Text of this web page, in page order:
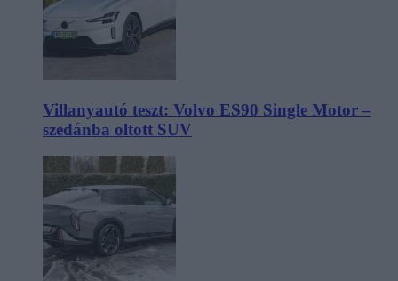
Villanyautó teszt: Volvo ES90 Single Motor –
szedánba oltott SUV